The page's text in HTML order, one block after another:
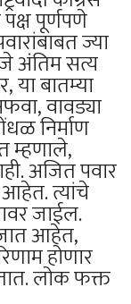
पूर्णपणे
ज्या
अंतिम सत्य
या बातम्या
वावड्या
निर्माण
म्हणाले,
अजित पवार
त्यांचे
जाईल.
आहेत,
होणार
लोक फक्त